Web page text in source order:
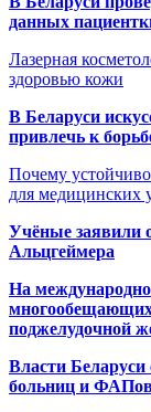
данных
Лазерная
здоровью кожи
В Беларуси
привлечь к
Почему
для медицинских
Учёные заявили
Альцгеймера
На
многообещающих
поджелудочной
Власти Беларуси
больниц и ФАПов